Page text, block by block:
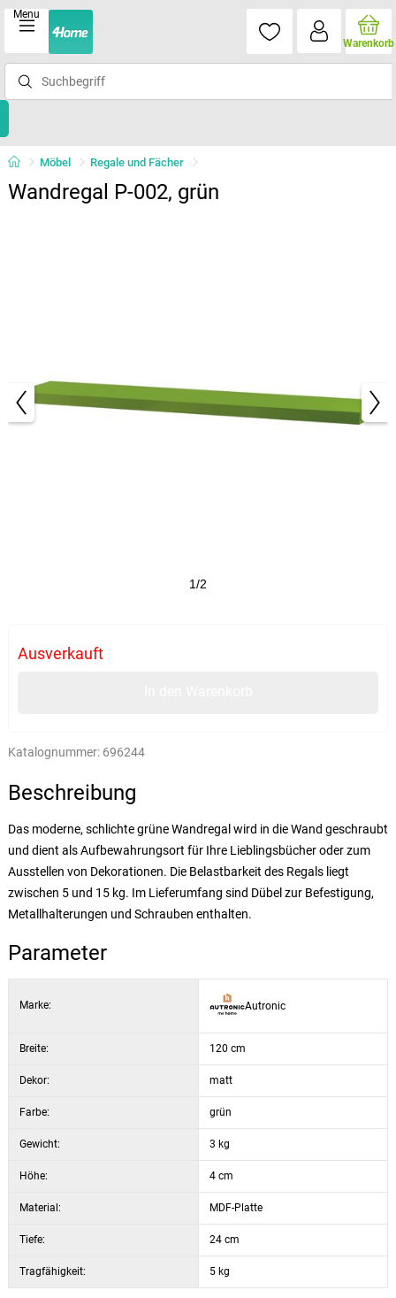
Menu
Warenkorb
Möbel Regale und Fächer
Wandregal P-002, grün
1/2
Ausverkauft
Katalognummer: 696244
Beschreibung
Das moderne, schlichte grüne Wandregal wird in die Wand geschraubt
und dient als Aufbewahrungsort für Ihre Lieblingsbücher oder zum
Ausstellen von Dekorationen. Die Belastbarkeit des Regals liegt
zwischen 5 und 15 kg. Im Lieferumfang sind Dübel zur Befestigung,
Metallhalterungen und Schrauben enthalten.
Parameter
Marke: Autronic
Breite: 120 cm
Dekor: matt
Farbe: grün
Gewicht: 3 kg
Höhe: 4 cm
Material: MDF-Platte
Tiefe: 24 cm
Tragfähigkeit: 5 kg